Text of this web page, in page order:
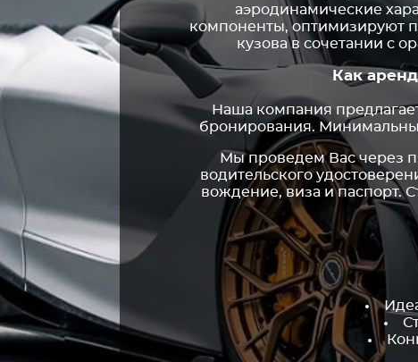
аэродинамические
компоненты, оптимизируют
кузова в сочетании с
Как
Наша компания
бронирования.
Мы проведем Вас через
водительского
вождение, виза и паспорт.